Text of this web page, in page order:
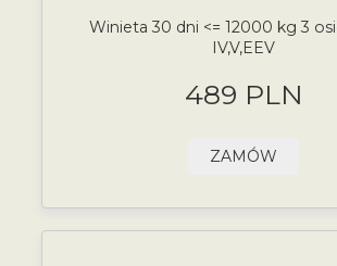
Winieta 30 dni <= 12000 kg 3
IV,V,EEV
489 PLN
ZAMÓW